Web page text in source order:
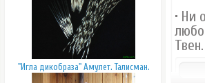
"Игла дикобраза" Амулет. Талисман.
• Ни
Твен.